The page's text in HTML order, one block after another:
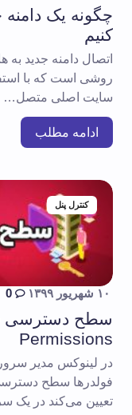
چگونه یک
کنیم
اتصال دامنه جدید
روشی است که با
سایت اصلی متصل…
ادامه مطلب
کنترل پنل
۱۰ شهریور ۱۳۹۹ 0
Permissions
در لینوکس مدیر
فولدرها سطح
تعیین می‌کند در یک